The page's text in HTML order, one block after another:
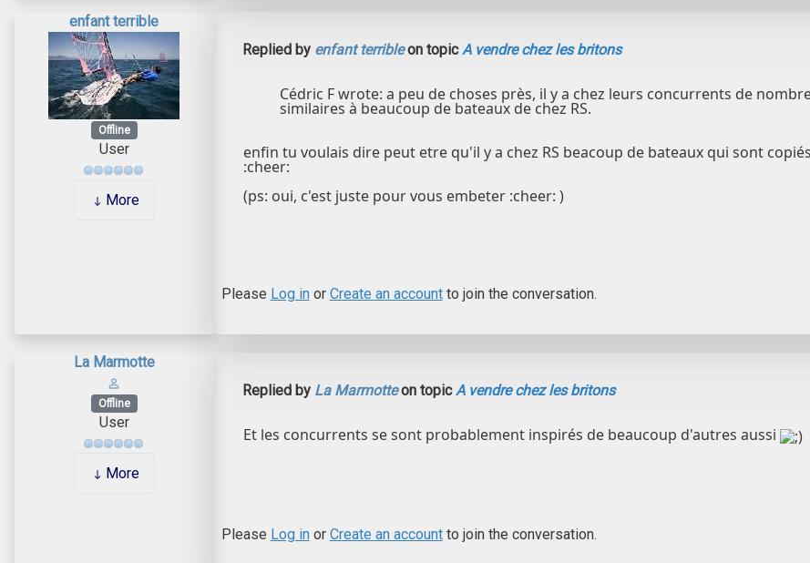
enfant terrible
Offline
User
More
Replied by enfant terribleon topicA vendre chez les britons
Cédric F wrote: a peu de choses près, il y a chez leurs concurrents de
similaires à beaucoup de bateaux de chez RS.
enfin tu voulais dire peut etre qu'il y a chez RS beacoup de bateaux qui sont
:cheer:
(ps: oui, c'est juste pour vous embeter :cheer: )
Please Log inor Create an accountto join the conversation.
La Marmotte
Offline
User
More
Replied by La Marmotteon topicA vendre chez les britons
Et les concurrents se sont probablement inspirés de beaucoup d'autres aussi
Please Log inor Create an accountto join the conversation.